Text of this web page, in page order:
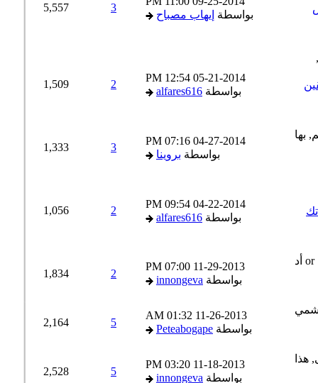
بواسطةإيهاب مصباح
5,557
05-21-2014
12:54 PM
بواسطةalfares616
1,509
04-27-2014
07:16 PM
بواسطةبروينا
1,333
04-22-2014
09:54 PM
بواسطةalfares616
1,056
11-29-2013
07:00 PM
بواسطةinnongeva
1,834
11-26-2013
01:32 AM
بواسطةPeteabogape
2,164
11-18-2013
03:20 PM
بواسطةinnongeva
2,528